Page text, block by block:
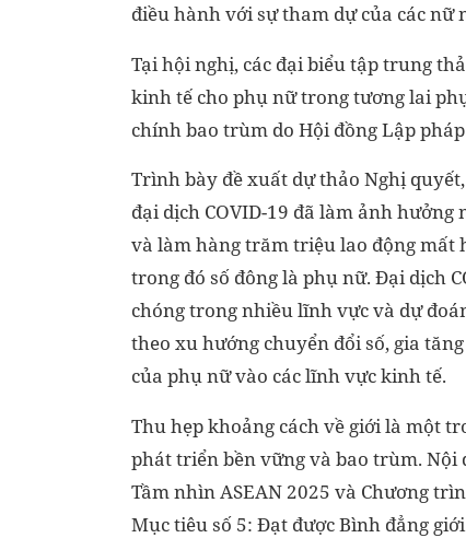
điều hành với sự tham dự của các nữ
Tại hội nghị, các đại biểu tập trung
kinh tế cho phụ nữ trong tương lai
chính bao trùm do Hội đồng Lập
Trình bày đề xuất dự thảo Nghị
đại dịch COVID-19 đã làm ảnh
và làm hàng trăm triệu lao động mất
trong đó số đông là phụ nữ. Đại dịch
chóng trong nhiều lĩnh vực và dự
theo xu hướng chuyển đổi số, gia
của phụ nữ vào các lĩnh vực kinh tế.
Thu hẹp khoảng cách về giới là một
phát triển bền vững và bao trùm. Nội
Tầm nhìn ASEAN 2025 và Chương
Mục tiêu số 5: Đạt được Bình đẳng